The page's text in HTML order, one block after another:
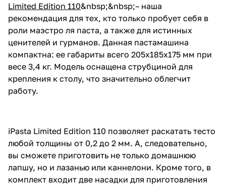
Limited Edition 110&nbsp;&nbsp;– наша
рекомендация для тех, кто только пробует себя в
роли маэстро ля паста, а также для истинных
ценителей и гурманов. Данная пастамашина
компактна: ее габариты всего 205х185х175 мм при
весе 3,4 кг. Модель оснащена струбциной для
крепления к столу, что значительно облегчит
работу.
iPasta Limited Edition 110 позволяет раскатать тесто
любой толщины от 0,2 до 2 мм. А, следовательно,
вы сможете приготовить не только домашнюю
лапшу, но и лазанью или каннелони. Кроме того, в
комплект входит две насадки для приготовления